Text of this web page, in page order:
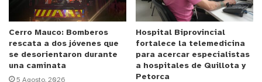
El mensaje concluye destacando la fe permanente
de César Villegas en el plantel y en el cuerpo
técnico, así como su rol fundamental en el
crecimiento institucional y deportivo de Deportes
Cerro Mauco: Bomberos
rescata a dos jóvenes que
se desorientaron durante
una caminata
5 Agosto, 2026
Hospital Biprovincial
fortalece la telemedicina
para acercar especialistas
a hospitales de Quillota y
Petorca